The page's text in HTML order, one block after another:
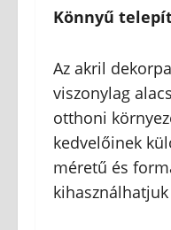
Könnyű
Az akril
viszonylag
otthoni
kedvelőinek
méretű és